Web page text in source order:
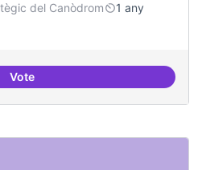
del Canòdrom
1 any
VoteContactes amb centres de